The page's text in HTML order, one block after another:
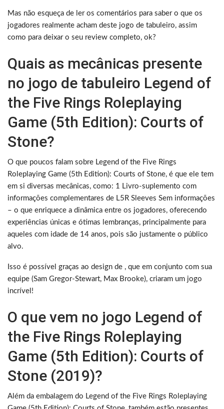
Mas não esqueça de ler os comentários para saber o que os
jogadores realmente acham deste jogo de tabuleiro, assim
como para deixar o seu review completo, ok?
Quais as mecânicas presente
no jogo de tabuleiro Legend of
the Five Rings Roleplaying
Game (5th Edition): Courts of
Stone?
O que poucos falam sobre Legend of the Five Rings
Roleplaying Game (5th Edition): Courts of Stone, é que ele tem
em si diversas mecânicas, como: 1 Livro-suplemento com
informações complementares de L5R Sleeves Sem informações
– o que enriquece a dinâmica entre os jogadores, oferecendo
experiências únicas e ótimas lembranças, principalmente para
aqueles com idade de 14 anos, pois são justamente o público
alvo.
Isso é possível graças ao design de , que em conjunto com sua
equipe (Sam Gregor-Stewart, Max Brooke), criaram um jogo
incrível!
O que vem no jogo Legend of
the Five Rings Roleplaying
Game (5th Edition): Courts of
Stone (2019)?
Além da embalagem do Legend of the Five Rings Roleplaying